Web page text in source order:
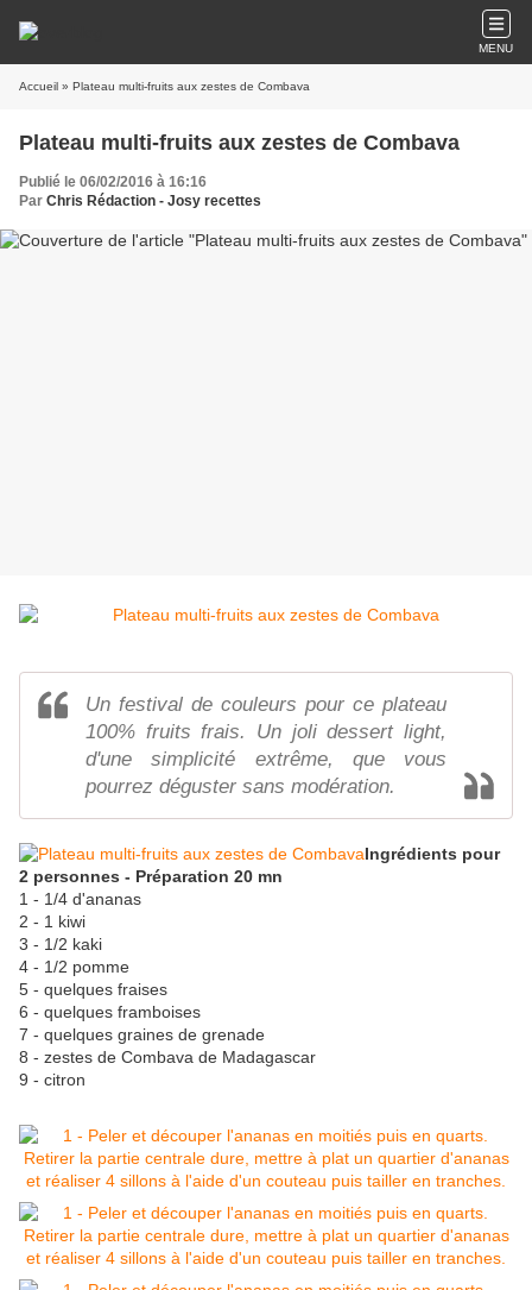
MENU
Accueil » Plateau multi-fruits aux zestes de Combava
Plateau multi-fruits aux zestes de Combava
Publié le 06/02/2016 à 16:16
Par Chris Rédaction - Josy recettes
Un festival de couleurs pour ce plateau
100% fruits frais. Un joli dessert light,
d'une simplicité extrême, que vous
pourrez déguster sans modération.
Ingrédients pour
2 personnes - Préparation 20 mn
1 - 1/4 d'ananas
2 - 1 kiwi
3 - 1/2 kaki
4 - 1/2 pomme
5 - quelques fraises
6 - quelques framboises
7 - quelques graines de grenade
8 - zestes de Combava de Madagascar
9 - citron